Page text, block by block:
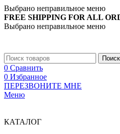
Выбрано неправильное меню
FREE SHIPPING FOR ALL
Выбрано неправильное меню
Поиск
0 Сравнить
0 Избранное
ПЕРЕЗВОНИТЕ МНЕ
Меню
КАТАЛОГ